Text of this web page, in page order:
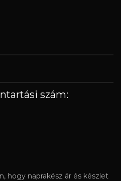
szám:
hogy naprakész ár és készlet